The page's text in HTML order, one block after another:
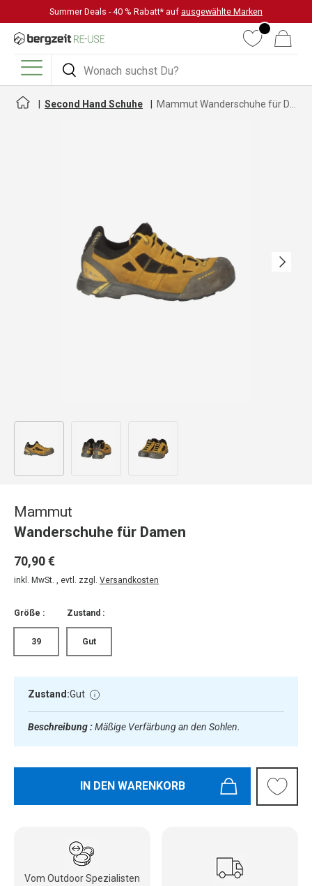
DIREKT ZUM INHALT
Summer Deals - 40 % Rabatt* auf ausgewählte Marken
Suchen
Suchen
WunschlisteWarenkorb
Menü
Second Hand Schuhe
Nächste
Bild 1 in Galerieansicht laden
Mammut
Wanderschuhe für Damen
70,90 €
inkl. MwSt. , evtl. zzgl. Versandkosten
Größe :
39
Zustand :
Gut
Zustand:Gut
Beschreibung :Mäßige Verfärbung an den Sohlen.
IN DEN WARENKORB
Vom Outdoor Spezialisten